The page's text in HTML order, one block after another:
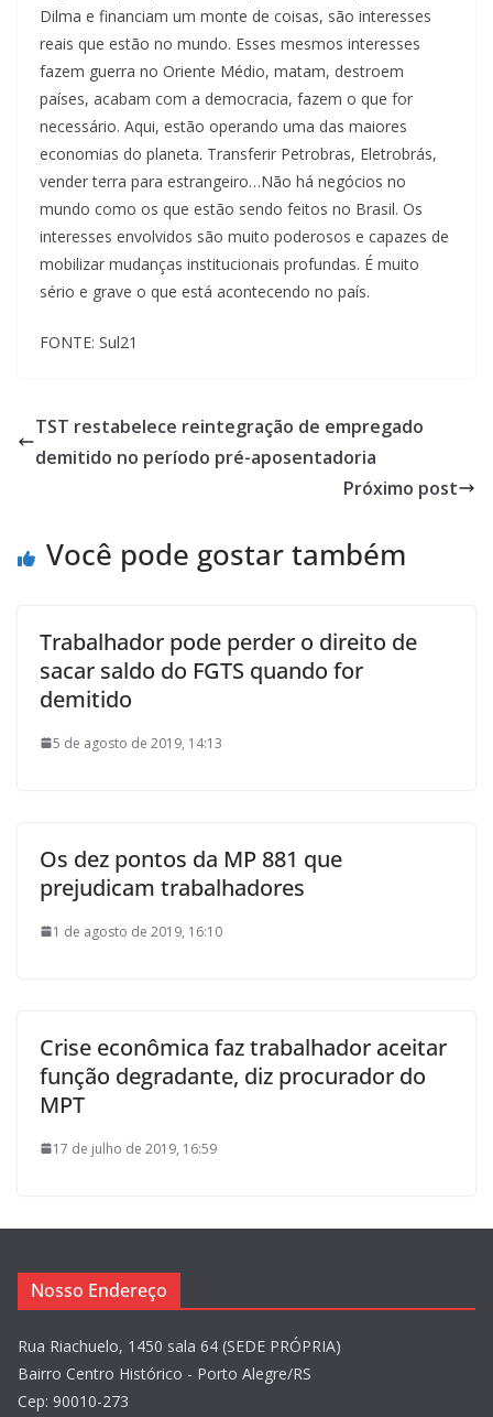
Dilma e financiam um monte de coisas, são interesses
reais que estão no mundo. Esses mesmos interesses
fazem guerra no Oriente Médio, matam, destroem
países, acabam com a democracia, fazem o que for
necessário. Aqui, estão operando uma das maiores
economias do planeta. Transferir Petrobras, Eletrobrás,
vender terra para estrangeiro…Não há negócios no
mundo como os que estão sendo feitos no Brasil. Os
interesses envolvidos são muito poderosos e capazes de
mobilizar mudanças institucionais profundas. É muito
sério e grave o que está acontecendo no país.
FONTE: Sul21
TST restabelece reintegração de empregado
demitido no período pré-aposentadoria
Próximo post
Você pode gostar também
Trabalhador pode perder o direito de
sacar saldo do FGTS quando for
demitido
5 de agosto de 2019, 14:13
Os dez pontos da MP 881 que
prejudicam trabalhadores
1 de agosto de 2019, 16:10
Crise econômica faz trabalhador aceitar
função degradante, diz procurador do
MPT
17 de julho de 2019, 16:59
Nosso Endereço
Rua Riachuelo, 1450 sala 64 (SEDE PRÓPRIA)
Bairro Centro Histórico - Porto Alegre/RS
Cep: 90010-273